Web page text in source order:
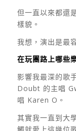
但一直以來都還
樣貌。
我想，演出是最
在玩團路上哪些
影響我最深的歌
Doubt 的主唱
唱 Karen O。
其實我一直到大